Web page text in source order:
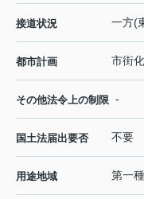
接道状況 一方(
都市計画 市街
その他法令上の制限 -
国土法届出要否 不要
用途地域 第一